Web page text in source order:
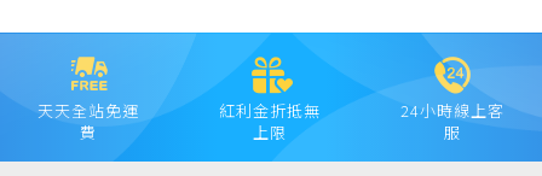
天天全站免運
費
紅利金折抵無
上限
24小時線上客
服